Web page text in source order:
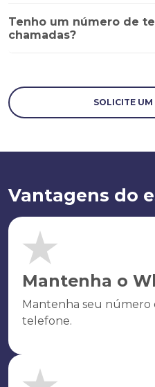
Tenho um número de
chamadas?
SOLICITE
Vantagens do
Mantenha o
Mantenha seu número
telefone.